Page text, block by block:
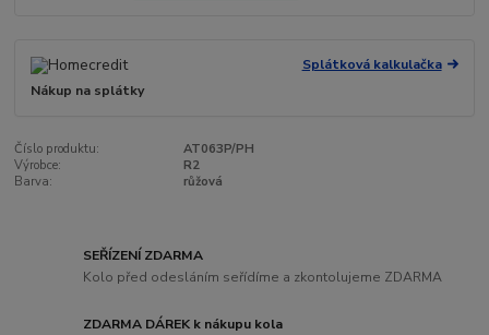
Splátková kalkulačka
Nákup na splátky
Číslo produktu:
AT063P/PH
Výrobce:
R2
Barva:
růžová
SEŘÍZENÍ ZDARMA
Kolo před odesláním seřídíme a zkontolujeme ZDARMA
ZDARMA DÁREK k nákupu kola